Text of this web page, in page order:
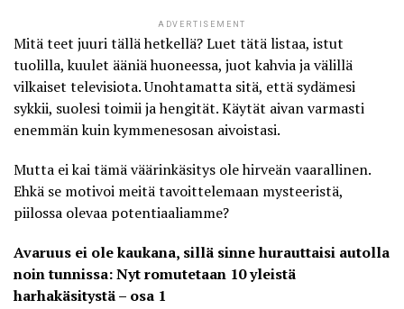
ADVERTISEMENT
Mitä teet juuri tällä hetkellä? Luet tätä listaa, istut
tuolilla, kuulet ääniä huoneessa, juot kahvia ja välillä
vilkaiset televisiota. Unohtamatta sitä, että sydämesi
sykkii, suolesi toimii ja hengität. Käytät aivan varmasti
enemmän kuin kymmenesosan aivoistasi.
Mutta ei kai tämä väärinkäsitys ole hirveän vaarallinen.
Ehkä se motivoi meitä tavoittelemaan mysteeristä,
piilossa olevaa potentiaaliamme?
Avaruus ei ole kaukana, sillä sinne hurauttaisi autolla
noin tunnissa: Nyt romutetaan 10 yleistä
harhakäsitystä – osa 1